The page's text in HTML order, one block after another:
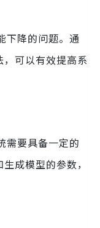
下降的问题。通
可以有效提高系
需要具备一定的
成模型的参数，